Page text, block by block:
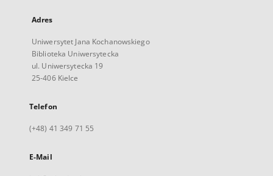
Adres
Uniwersytet Jana Kochanowskiego
Biblioteka Uniwersytecka
ul. Uniwersytecka 19
25-406 Kielce
Telefon
(+48) 41 349 71 55
E-Mail